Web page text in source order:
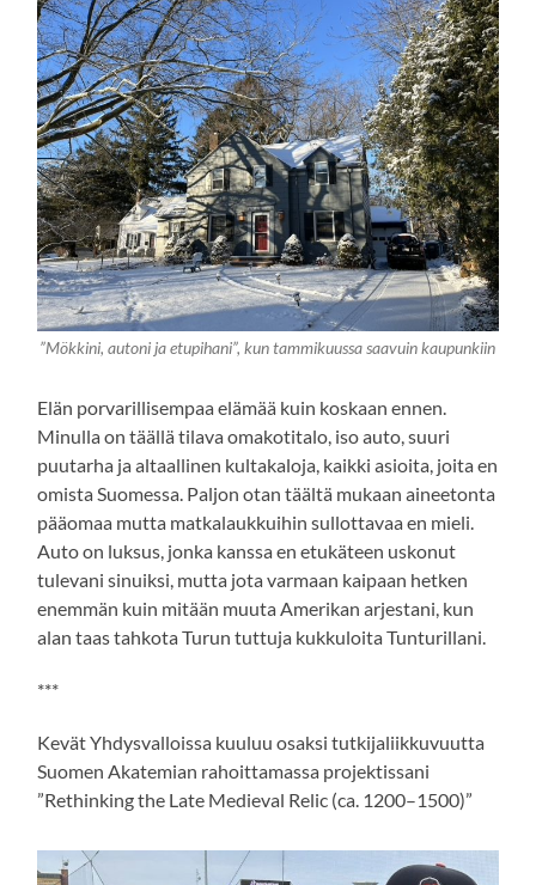
”Mökkini, autoni ja etupihani”, kun tammikuussa saavuin kaupunkiin
Elän porvarillisempaa elämää kuin koskaan ennen.
Minulla on täällä tilava omakotitalo, iso auto, suuri
puutarha ja altaallinen kultakaloja, kaikki asioita, joita en
omista Suomessa. Paljon otan täältä mukaan aineetonta
pääomaa mutta matkalaukkuihin sullottavaa en mieli.
Auto on luksus, jonka kanssa en etukäteen uskonut
tulevani sinuiksi, mutta jota varmaan kaipaan hetken
enemmän kuin mitään muuta Amerikan arjestani, kun
alan taas tahkota Turun tuttuja kukkuloita Tunturillani.
***
Kevät Yhdysvalloissa kuuluu osaksi tutkijaliikkuvuutta
Suomen Akatemian rahoittamassa projektissani
”Rethinking the Late Medieval Relic (ca. 1200–1500)”